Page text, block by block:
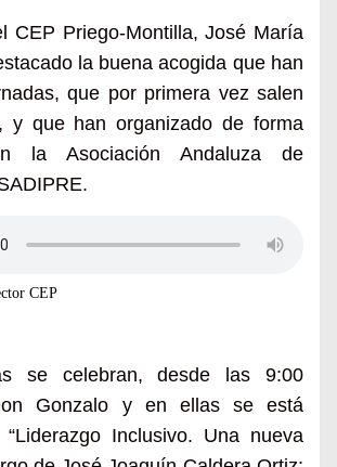
CEP Priego-Montilla, José María
la buena acogida que han
que por primera vez salen
y que han organizado de forma
la Asociación Andaluza de
CEP
se celebran, desde las 9:00
Gonzalo y en ellas se está
“Liderazgo Inclusivo. Una nueva